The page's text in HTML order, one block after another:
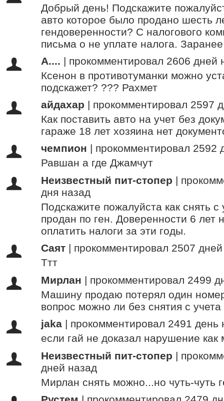
Добрый день! Подскажите
авто которое было продано шесть
гендоверенности? С налогового
письма о не уплате налога.
А.... | прокомментировал 2606 дней
Ксенон в противотуманки можно
подскажет? ??? Рахмет
айдахар | прокомментировал 2597
Как поставить авто на учет без
гараже 18 лет хозяина нет
чемпион | прокомментировал 2592
Равшан а где Джамчут
Неизвестный пит-стопер |
дня назад
Подскажите пожалуйста как снять с
продан по ген. Доверенности 6 лет
оплатить налоги за эти годы.
Саят | прокомментировал 2507
Ттт
Мирлан | прокомментировал 2499
Машину продаю потерял один
вопрос можно ли без снятия с учета
jaka | прокомментировал 2491 день
если гай не доказал нарушение
Неизвестный пит-стопер |
дней назад
Мирлан снять можно...но чуть-чуть